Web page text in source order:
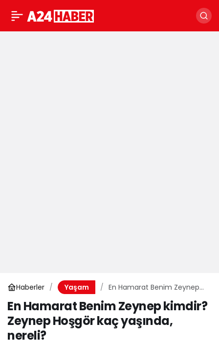
Haberler Yaşam
En Hamarat Benim Zeynep
yaşında, nereli?
En Hamarat Benim Zeynep kimdir?
Zeynep Hoşgör kaç yaşında,
nereli?